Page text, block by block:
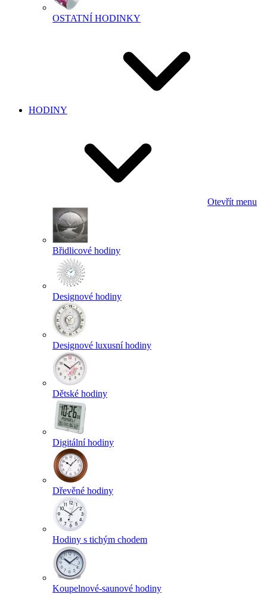
OSTATNÍ HODINKY
HODINY
Otevřít menu
Břidlicové hodiny
Designové hodiny
Designové luxusní hodiny
Dětské hodiny
Digitální hodiny
Dřevěné hodiny
Hodiny s tichým chodem
Koupelnové-saunové hodiny